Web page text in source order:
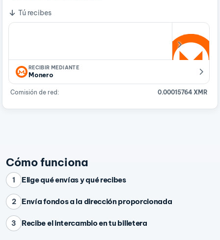
Tú recibes
RECIBIR MEDIANTE
Monero
Comisión de red: 0.00015764 XMR
Cómo funciona
1 Elige qué envías y qué recibes
2 Envía fondos a la dirección proporcionada
3 Recibe el intercambio en tu billetera